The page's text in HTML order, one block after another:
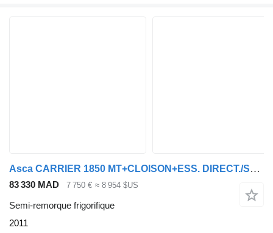
Asca CARRIER 1850 MT+CLOISON+ESS. DIRECT./STEERING/GELENKT
83 330 MAD 7 750 € ≈ 8 954 $US
Semi-remorque frigorifique
2011